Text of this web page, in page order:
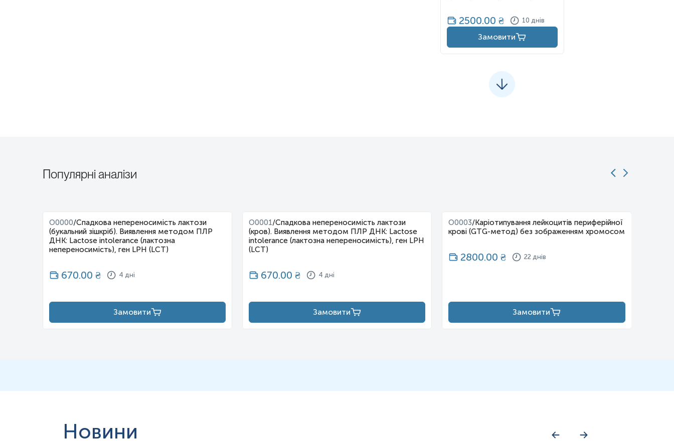
2500.00 ₴ 10 днів
Замовити
Популярні аналізи
O0000/Спадкова непереносимість лактози
(букальний зішкріб). Виявлення методом ПЛР
ДНК: Lactose intolerance (лактозна
непереносимість), ген LPH (LCT)
670.00 ₴ 4 дні
Замовити
O0001/Спадкова непереносимість лактози
(кров). Виявлення методом ПЛР ДНК: Lactose
intolerance (лактозна непереносимість), ген LPH
(LCT)
670.00 ₴ 4 дні
Замовити
O0003/Каріотипування лейкоцитів периферійної
крові (GTG-метод) без зображенням хромосом
2800.00 ₴ 22 днів
Замовити
Новини